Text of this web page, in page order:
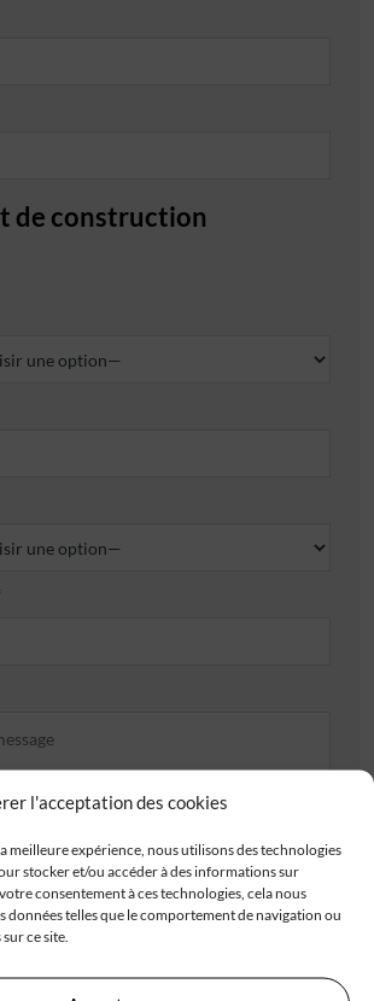
l'acceptation des cookies
meilleure expérience, nous utilisons des technologies
stocker et/ou accéder à des informations sur
consentement à ces technologies, cela nous
données telles que le comportement de navigation ou
ce site.
de construction
recevoir les offres d'IGC
pris connaissance de lapolitique de
.